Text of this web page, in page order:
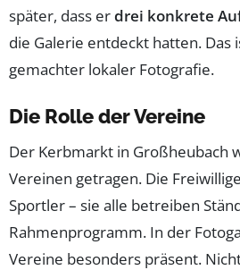
später, dass erdrei konkrete
die Galerie entdeckt hatten. Das
gemachter lokaler Fotografie.
Die Rolle der Vereine
Der Kerbmarkt in Großheubach
Vereinen getragen. Die
Sportler – sie alle betreiben
Rahmenprogramm. In der
Vereine besonders präsent.